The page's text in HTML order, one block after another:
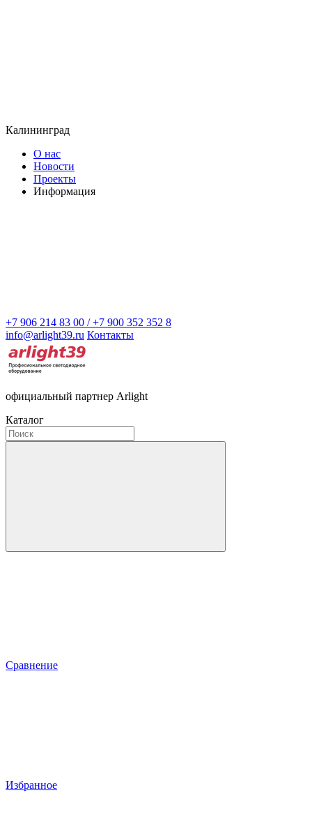
Калининград
О нас
Новости
Проекты
Информация
+7 906 214 83 00 / +7 900 352 352 8
info@arlight39.ru Контакты
официальный партнер Arlight
Каталог
Сравнение
Избранное